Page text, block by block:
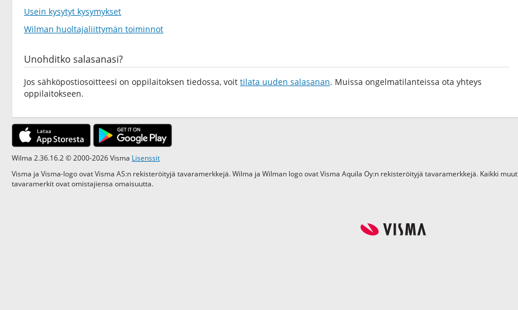
Usein kysytyt kysymykset
Wilman huoltajaliittymän toiminnot
Unohditko salasanasi?
Jos sähköpostiosoitteesi on oppilaitoksen tiedossa, voit tilata uuden salasanan. Muissa ongelmatilanteissa ota yhteys
oppilaitokseen.
Wilma 2.36.16.2 © 2000-2026 Visma Lisenssit
Visma ja Visma-logo ovat Visma AS:n rekisteröityjä tavaramerkkejä. Wilma ja Wilman logo ovat Visma Aquila Oy:n rekisteröityjä tavaramerkkejä. Kaikki muut
tavaramerkit ovat omistajiensa omaisuutta.